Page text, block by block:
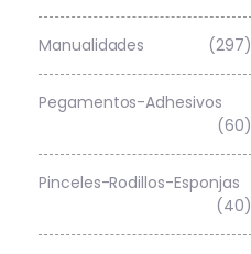
Manualidades (297)
Pegamentos-Adhesivos
(60)
Pinceles-Rodillos-Esponjas
(40)